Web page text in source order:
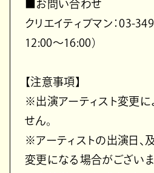
■お問い合わせ
クリエイティブマン：03-
12:00～16:00）
【注意事項】
※出演アーティスト変更に
せん。
※アーティストの出演日、
変更になる場合がございま